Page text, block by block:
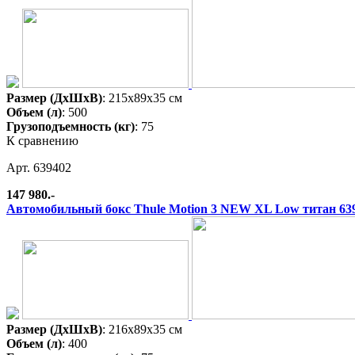
Размер (ДхШхВ): 215x89x35 см
Объем (л): 500
Грузоподъемность (кг): 75
К сравнению
Арт. 639402
147 980.-
Автомобильный бокс Thule Motion 3 NEW XL Low титан
Размер (ДхШхВ): 216x89x35 см
Объем (л): 400